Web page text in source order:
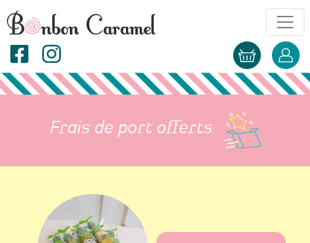
Frais de port offerts